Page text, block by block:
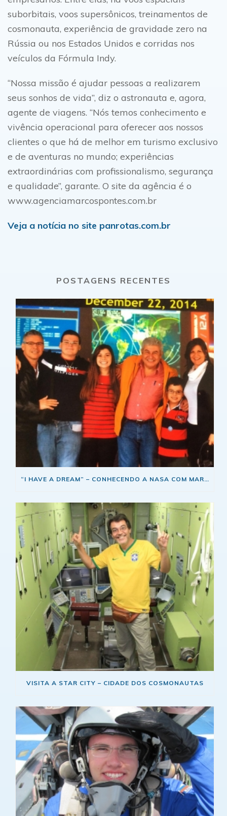
suborbitais, voos supersônicos, treinamentos de
cosmonauta, experiência de gravidade zero na
Rússia ou nos Estados Unidos e corridas nos
veículos da Fórmula Indy.
“Nossa missão é ajudar pessoas a realizarem
seus sonhos de vida”, diz o astronauta e, agora,
agente de viagens. “Nós temos conhecimento e
vivência operacional para oferecer aos nossos
clientes o que há de melhor em turismo exclusivo
e de aventuras no mundo; experiências
extraordinárias com profissionalismo, segurança
e qualidade”, garante. O site da agência é o
www.agenciamarcospontes.com.br
Veja a notícia no site panrotas.com.br
POSTAGENS RECENTES
“I HAVE A DREAM” – CONHECENDO A NASA COM MARCOS PONTES
VISITA A STAR CITY – CIDADE DOS COSMONAUTAS